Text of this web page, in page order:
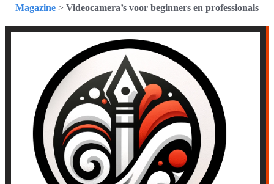
Magazine > Videocamera’s voor beginners en professionals